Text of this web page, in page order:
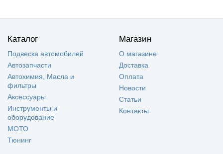
Каталог
Подвеска автомобилей
Автозапчасти
Автохимия, Масла и
фильтры
Аксессуары
Инструменты и
оборудование
МОТО
Тюнинг
Магазин
О магазине
Доставка
Оплата
Новости
Статьи
Контакты